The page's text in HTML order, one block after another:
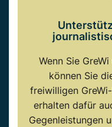
Wenn Sie
können Sie
freiwilligen
erhalten dafür
Gegenleistungen